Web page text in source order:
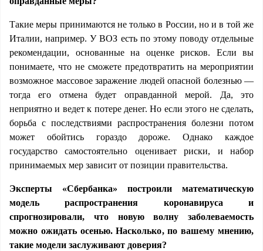
Такие меры принимаются не только в России, но и в той же
Италии, например. У ВОЗ есть по этому поводу отдельные
рекомендации, основанные на оценке рисков. Если вы
понимаете, что не сможете предотвратить на мероприятии
возможное массовое заражение людей опасной болезнью —
тогда его отмена будет оправданной мерой. Да, это
неприятно и ведет к потере денег. Но если этого не сделать,
борьба с последствиями распространения болезни потом
может обойтись гораздо дороже. Однако каждое
государство самостоятельно оценивает риски, и набор
принимаемых мер зависит от позиции правительства.
Эксперты «Сбербанка» построили математическую
модель распространения коронавируса и
спрогнозировали, что новую волну заболеваемость
можно ожидать осенью. Насколько, по вашему мнению,
такие модели заслуживают доверия?